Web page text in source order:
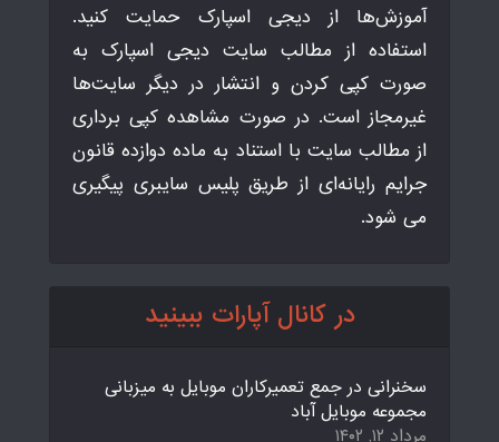
آموزش‌ها از دیجی اسپارک حمایت کنید.
استفاده از مطالب سایت دیجی اسپارک به
صورت کپی کردن و انتشار در دیگر سایت‌ها
غیرمجاز است. در صورت مشاهده کپی برداری
از مطالب سایت با استناد به ماده دوازده قانون
جرایم رایانه‌ای از طریق پلیس سایبری پیگیری
می شود.
در کانال آپارات ببینید
سخنرانی در جمع تعمیرکاران موبایل به میزبانی
مجموعه موبایل آباد